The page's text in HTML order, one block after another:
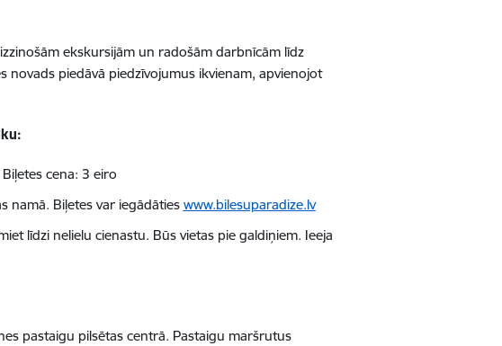
ekskursijām un radošām darbnīcām līdz
piedāvā piedzīvojumus ikvienam, apvienojot
cena: 3 eiro
Biļetes var iegādāties www.bilesuparadize.lv
līdzi nelielu cienastu. Būs vietas pie galdiņiem. Ieeja
pastaigu pilsētas centrā. Pastaigu maršrutus